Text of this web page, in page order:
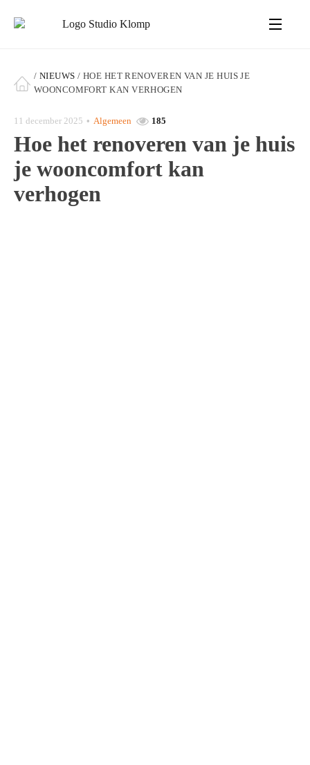
/ NIEUWS / HOE HET RENOVEREN VAN JE HUIS JE
WOONCOMFORT KAN VERHOGEN
11 december 2025 • Algemeen 185
Hoe het renoveren van je huis
je wooncomfort kan
verhogen